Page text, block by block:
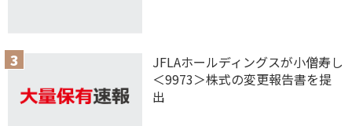
JFLAホールディングスが小僧寿し
＜9973＞株式の変更報告書を提
出